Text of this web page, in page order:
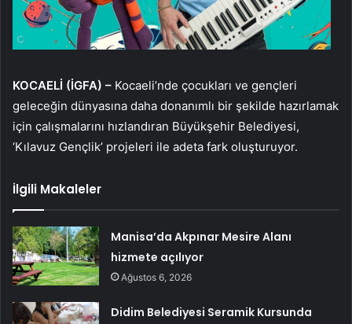
KOCAELİ (İGFA) – Kocaeli’nde çocukları ve gençleri
geleceğin dünyasına daha donanımlı bir şekilde hazırlamak
için çalışmalarını hızlandıran Büyükşehir Belediyesi,
‘Kılavuz Gençlik’ projeleri ile adeta fark oluşturuyor.
İlgili Makaleler
Manisa’da Akpınar Mesire Alanı
hizmete açılıyor
Ağustos 6, 2026
Didim Belediyesi Seramik Kursunda